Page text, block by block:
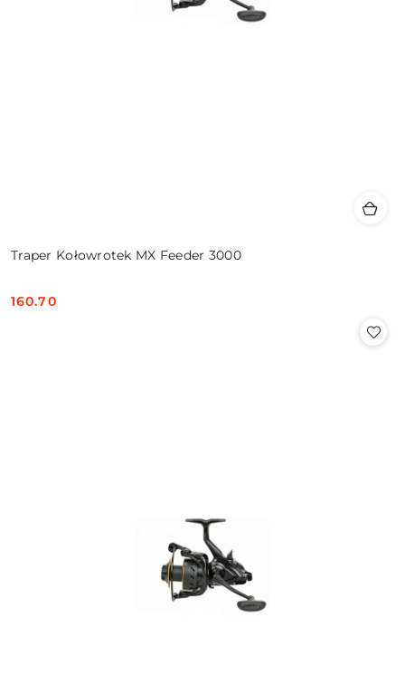
Traper Kołowrotek MX Feeder 3000
Cena:
160.70